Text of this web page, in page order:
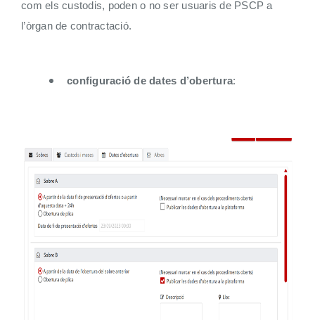
com els custodis, poden o no ser usuaris de PSCP a
l’òrgan de contractació.
configuració de dates d’obertura: